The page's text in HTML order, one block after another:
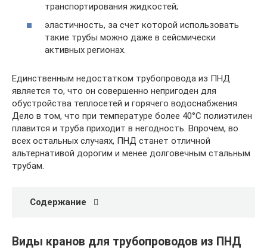
транспортирования жидкостей;
эластичность, за счет которой использовать
такие трубы можно даже в сейсмически
активных регионах.
Единственным недостатком трубопровода из ПНД
является то, что он совершенно непригоден для
обустройства теплосетей и горячего водоснабжения.
Дело в том, что при температуре более 40°С полиэтилен
плавится и труба приходит в негодность. Впрочем, во
всех остальных случаях, ПНД станет отличной
альтернативой дорогим и менее долговечным стальным
трубам.
Содержание
Виды кранов для трубопроводов из ПНД